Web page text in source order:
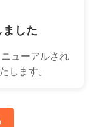
した
ューアルされ
します。